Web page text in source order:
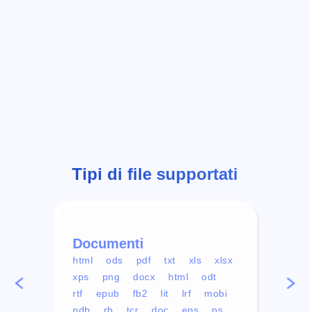
Tipi di file supportati
Documenti
html ods pdf txt xls
xlsx
xps
png docx html
odt
rtf
epub fb2 lit lrf
mobi
pdb
rb tcr doc eps
ps
mp4